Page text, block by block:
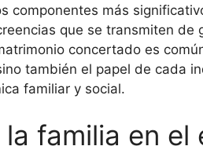
componentes más
que se transmiten de
concertado es
también el papel de cada
familiar y social.
la familia en